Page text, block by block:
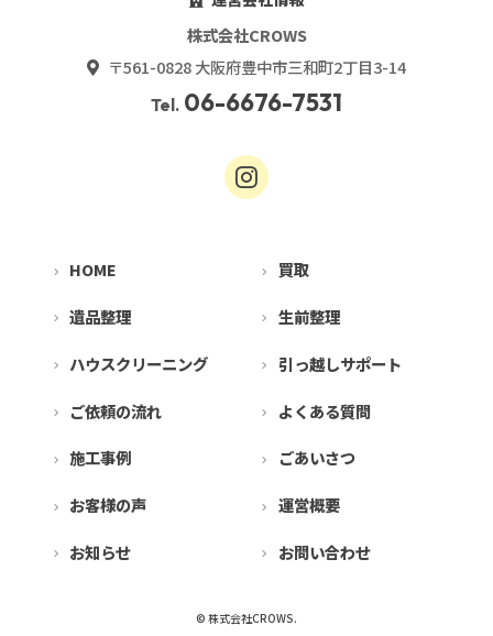
株式会社CROWS
〒561-0828 大阪府豊中市三和町2丁目3-14
Tel. 06-6676-7531
HOME 買取
遺品整理 生前整理
ハウスクリーニング 引っ越しサポート
ご依頼の流れ よくある質問
施工事例 ごあいさつ
お客様の声 運営概要
お知らせ お問い合わせ
© 株式会社CROWS.